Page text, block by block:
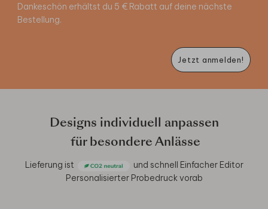
Dankeschön erhältst du 5 € Rabatt auf deine nächste
Bestellung.
Jetzt anmelden!
Designs individuell anpassen
für besondere Anlässe
Lieferung ist und schnell Einfacher Editor
Personalisierter Probedruck vorab